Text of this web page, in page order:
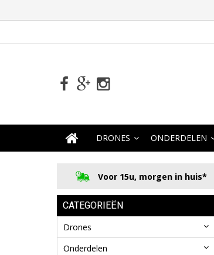
DRONES ONDERDELEN
Voor 15u, morgen in huis*
CATEGORIEËN
Drones
Onderdelen